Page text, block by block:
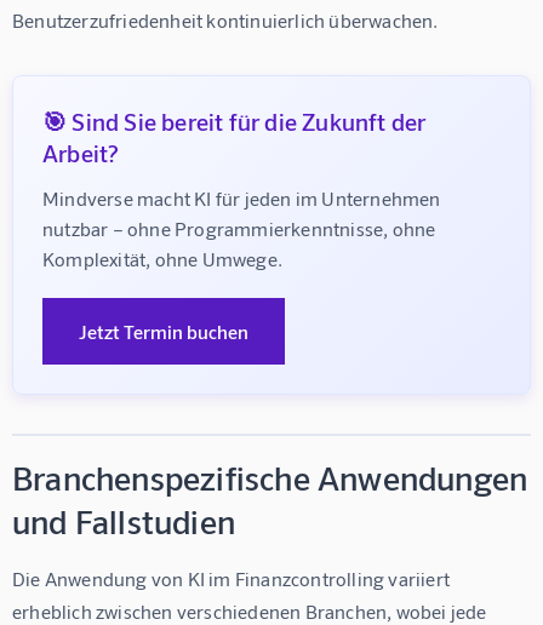
Benutzerzufriedenheit kontinuierlich überwachen.
🎯 Sind Sie bereit für die Zukunft der
Arbeit?
Mindverse macht KI für jeden im Unternehmen
nutzbar – ohne Programmierkenntnisse, ohne
Komplexität, ohne Umwege.
Jetzt Termin buchen
Branchenspezifische Anwendungen
und Fallstudien
Die Anwendung von KI im Finanzcontrolling variiert
erheblich zwischen verschiedenen Branchen, wobei jede